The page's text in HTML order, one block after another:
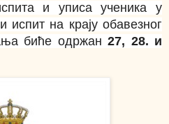
и уписа ученика у
на крају обавезног
биће одржан27, 28. и